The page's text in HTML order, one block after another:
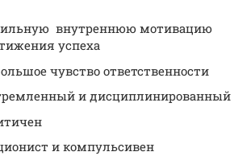
внутреннюю мотивацию
успеха
чувство ответственности
и дисциплинированный
и компульсивен